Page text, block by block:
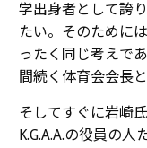
学出身者として誇
たい。そのために
ったく同じ考えで
間続く体育会会長
そしてすぐに岩崎
K.G.A.A.の役員の人